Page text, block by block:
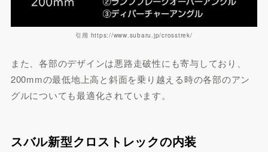
引用 https://www.subaru.jp/crosstrek/
また、各部のデザインは悪路走破性にも寄与しており、
200mmの最低地上高と斜面を乗り越える時の各部のアン
グルについても最適化されています。
スバル新型クロストレックの内装